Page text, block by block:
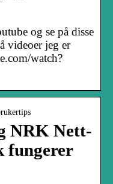
og se på disse
videoer jeg er
watch?
NRK Nett-
fungerer